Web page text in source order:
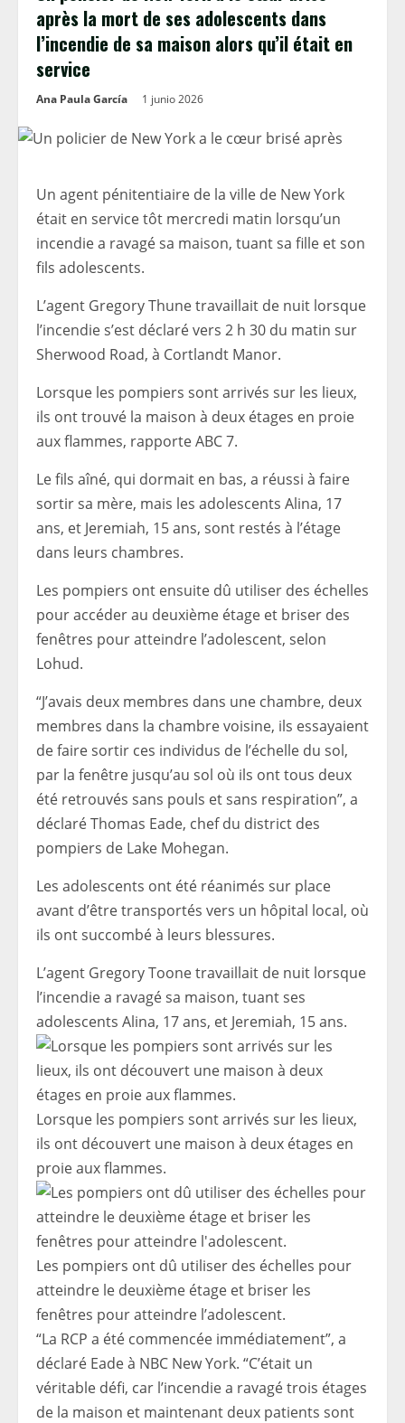
après la mort de ses adolescents dans
l’incendie de sa maison alors qu’il était en
service
Ana Paula García 1 junio 2026
Un agent pénitentiaire de la ville de New York
était en service tôt mercredi matin lorsqu’un
incendie a ravagé sa maison, tuant sa fille et son
fils adolescents.
L’agent Gregory Thune travaillait de nuit lorsque
l’incendie s’est déclaré vers 2 h 30 du matin sur
Sherwood Road, à Cortlandt Manor.
Lorsque les pompiers sont arrivés sur les lieux,
ils ont trouvé la maison à deux étages en proie
aux flammes, rapporte ABC 7.
Le fils aîné, qui dormait en bas, a réussi à faire
sortir sa mère, mais les adolescents Alina, 17
ans, et Jeremiah, 15 ans, sont restés à l’étage
dans leurs chambres.
Les pompiers ont ensuite dû utiliser des échelles
pour accéder au deuxième étage et briser des
fenêtres pour atteindre l’adolescent, selon
Lohud.
“J’avais deux membres dans une chambre, deux
membres dans la chambre voisine, ils essayaient
de faire sortir ces individus de l’échelle du sol,
par la fenêtre jusqu’au sol où ils ont tous deux
été retrouvés sans pouls et sans respiration”, a
déclaré Thomas Eade, chef du district des
pompiers de Lake Mohegan.
Les adolescents ont été réanimés sur place
avant d’être transportés vers un hôpital local, où
ils ont succombé à leurs blessures.
L’agent Gregory Toone travaillait de nuit lorsque
l’incendie a ravagé sa maison, tuant ses
adolescents Alina, 17 ans, et Jeremiah, 15 ans.
Lorsque les pompiers sont arrivés sur les lieux,
ils ont découvert une maison à deux étages en
proie aux flammes.
Les pompiers ont dû utiliser des échelles pour
atteindre le deuxième étage et briser les
fenêtres pour atteindre l’adolescent.
“La RCP a été commencée immédiatement”, a
déclaré Eade à NBC New York. “C’était un
véritable défi, car l’incendie a ravagé trois étages
de la maison et maintenant deux patients sont